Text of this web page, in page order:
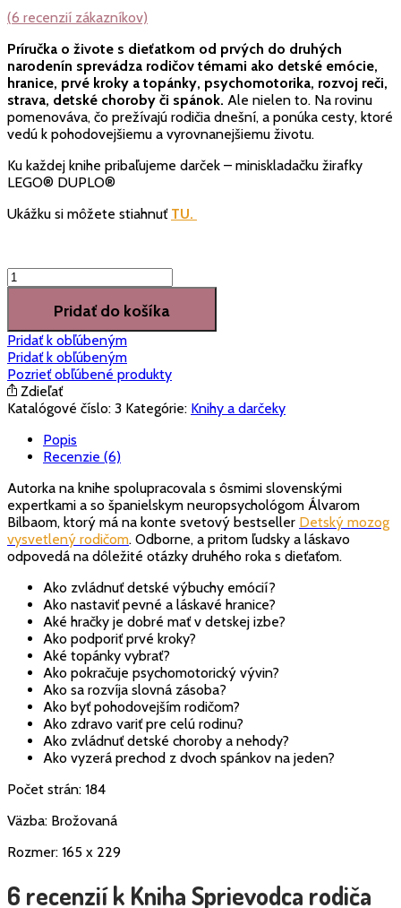
(6 recenzií zákazníkov)
Príručka o živote s dieťatkom od prvých do druhých
narodenín sprevádza rodičov témami ako detské emócie,
hranice, prvé kroky a topánky, psychomotorika, rozvoj reči,
strava, detské choroby či spánok. Ale nielen to. Na rovinu
pomenováva, čo prežívajú rodičia dnešní, a ponúka cesty, ktoré
vedú k pohodovejšiemu a vyrovnanejšiemu životu.
Ku každej knihe pribaľujeme darček – miniskladačku žirafky
LEGO® DUPLO®
Ukážku si môžete stiahnuť TU.
množstvo
Kniha
Sprievodca
rodiča
dnešného
(Druhý
rok)
Pridať do košíka
Pridať k obľúbeným
Pridať k obľúbeným
Pozrieť obľúbené produkty
Zdieľať
Katalógové číslo: 3 Kategórie: Knihy a darčeky
Popis
Recenzie (6)
Autorka na knihe spolupracovala s ôsmimi slovenskými
expertkami a so španielskym neuropsychológom Álvarom
Bilbaom, ktorý má na konte svetový bestseller Detský mozog
vysvetlený rodičom. Odborne, a pritom ľudsky a láskavo
odpovedá na dôležité otázky druhého roka s dieťaťom.
Ako zvládnuť detské výbuchy emócií?
Ako nastaviť pevné a láskavé hranice?
Aké hračky je dobré mať v detskej izbe?
Ako podporiť prvé kroky?
Aké topánky vybrať?
Ako pokračuje psychomotorický vývin?
Ako sa rozvíja slovná zásoba?
Ako byť pohodovejším rodičom?
Ako zdravo variť pre celú rodinu?
Ako zvládnuť detské choroby a nehody?
Ako vyzerá prechod z dvoch spánkov na jeden?
Počet strán: 184
Väzba: Brožovaná
Rozmer: 165 x 229
6 recenzií k Kniha Sprievodca rodiča